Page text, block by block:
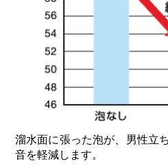
溜水面に張った泡が、男性立
音を軽減します。